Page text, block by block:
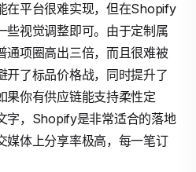
在平台很难实现，但在Shopify
些视觉调整即可。由于定制属
通项圈高出三倍，而且很难被
开了标品价格战，同时提升了
果你有供应链能支持柔性定
字，Shopify是非常适合的落地
媒体上分享率极高，每一笔订